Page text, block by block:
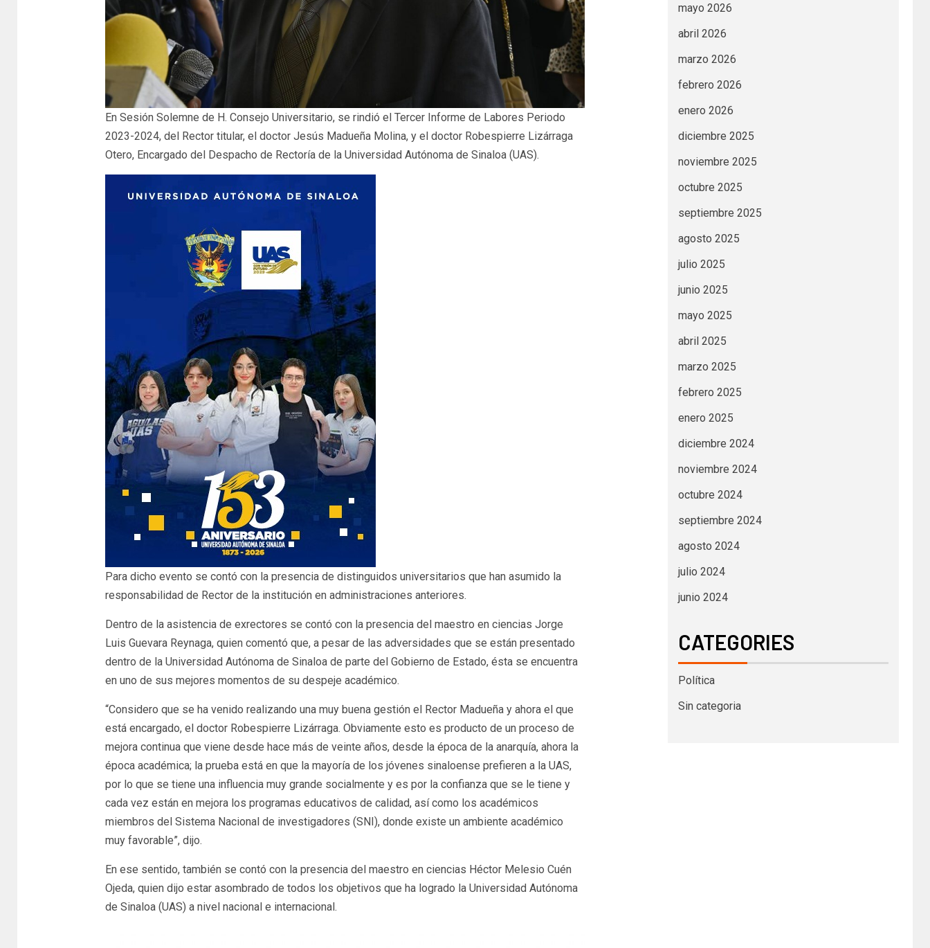
En Sesión Solemne de H. Consejo Universitario, se rindió el Tercer Informe de Labores Periodo
2023-2024, del Rector titular, el doctor Jesús Madueña Molina, y el doctor Robespierre Lizárraga
Otero, Encargado del Despacho de Rectoría de la Universidad Autónoma de Sinaloa (UAS).
Para dicho evento se contó con la presencia de distinguidos universitarios que han asumido la
responsabilidad de Rector de la institución en administraciones anteriores.
Dentro de la asistencia de exrectores se contó con la presencia del maestro en ciencias Jorge
Luis Guevara Reynaga, quien comentó que, a pesar de las adversidades que se están presentado
dentro de la Universidad Autónoma de Sinaloa de parte del Gobierno de Estado, ésta se encuentra
en uno de sus mejores momentos de su despeje académico.
“Considero que se ha venido realizando una muy buena gestión el Rector Madueña y ahora el que
está encargado, el doctor Robespierre Lizárraga. Obviamente esto es producto de un proceso de
mejora continua que viene desde hace más de veinte años, desde la época de la anarquía, ahora la
época académica; la prueba está en que la mayoría de los jóvenes sinaloense prefieren a la UAS,
por lo que se tiene una influencia muy grande socialmente y es por la confianza que se le tiene y
cada vez están en mejora los programas educativos de calidad, así como los académicos
miembros del Sistema Nacional de investigadores (SNI), donde existe un ambiente académico
muy favorable”, dijo.
En ese sentido, también se contó con la presencia del maestro en ciencias Héctor Melesio Cuén
Ojeda, quien dijo estar asombrado de todos los objetivos que ha logrado la Universidad Autónoma
de Sinaloa (UAS) a nivel nacional e internacional.
mayo 2026
abril 2026
marzo 2026
febrero 2026
enero 2026
diciembre 2025
noviembre 2025
octubre 2025
septiembre 2025
agosto 2025
julio 2025
junio 2025
mayo 2025
abril 2025
marzo 2025
febrero 2025
enero 2025
diciembre 2024
noviembre 2024
octubre 2024
septiembre 2024
agosto 2024
julio 2024
junio 2024
CATEGORIES
Política
Sin categoria